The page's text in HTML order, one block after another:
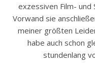
exzessiven Film- und
Vorwand sie
meiner größten
habe auch schon
stundenlang